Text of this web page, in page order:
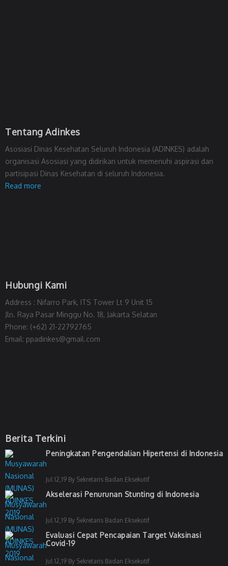
Tentang Adinkes
Asosiasi Dinas Kesehatan Seluruh Indonesia (ADINKES) adalah
organisasi Asosiasi yang didirikan untuk memenuhi aspirasi dan
partisipasi Dinas Kesehatan di seluruh Indonesia.
Read more
Hubungi Kami
Address : Nifarro Park, ITS Tower Lt 9 Unit 15
Jln. Raya Pasar Minggu No. 18, Jakarta Selatan
Phone: (+62) 21-22792765
Email: ppadinkes@gmail.com
Berita Terkini
Peningkatan Pengendalian Hipertensi di Indonesia
Jul 12,19 By Sekretaris Badan Eksekutif
Akselerasi Penurunan Stunting di Indonesia
Jul 12,19 By Sekretaris Badan Eksekutif
Evaluasi Cepat Pencapaian Target Vaksinasi
Covid-19
Jul 12,19 By Sekretaris Badan Eksekutif